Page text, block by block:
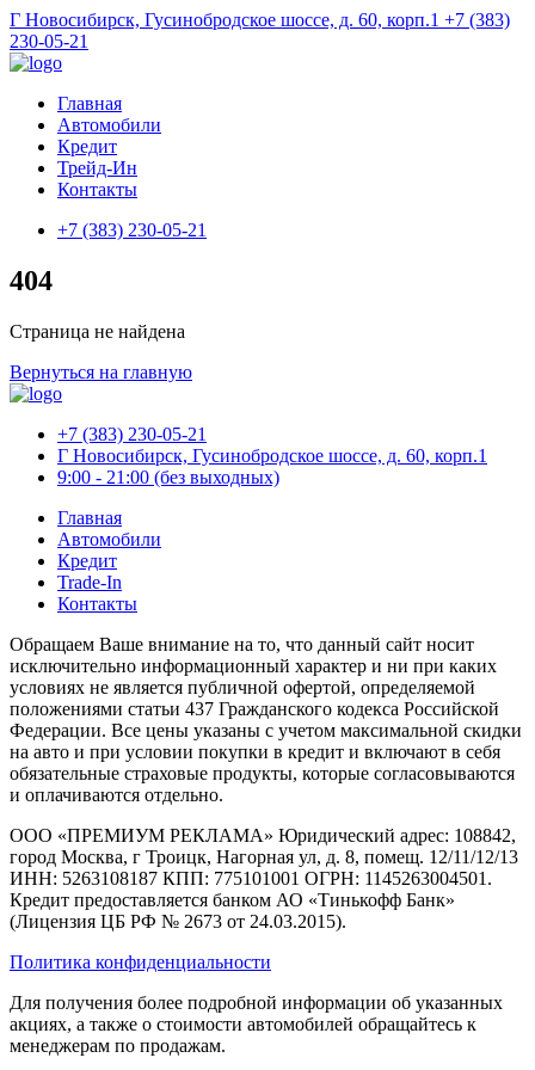
Г Новосибирск, Гусинобродское шоссе, д. 60, корп.1 +7 (383)
230-05-21
Главная
Автомобили
Кредит
Трейд-Ин
Контакты
+7 (383) 230-05-21
404
Страница не найдена
Вернуться на главную
+7 (383) 230-05-21
Г Новосибирск, Гусинобродское шоссе, д. 60, корп.1
9:00 - 21:00 (без выходных)
Главная
Автомобили
Кредит
Trade-In
Контакты
Обращаем Ваше внимание на то, что данный сайт носит
исключительно информационный характер и ни при каких
условиях не является публичной офертой, определяемой
положениями статьи 437 Гражданского кодекса Российской
Федерации. Все цены указаны с учетом максимальной скидки
на авто и при условии покупки в кредит и включают в себя
обязательные страховые продукты, которые согласовываются
и оплачиваются отдельно.
ООО «ПРЕМИУМ РЕКЛАМА» Юридический адрес: 108842,
город Москва, г Троицк, Нагорная ул, д. 8, помещ. 12/11/12/13
ИНН: 5263108187 КПП: 775101001 ОГРН: 1145263004501.
Кредит предоставляется банком АО «Тинькофф Банк»
(Лицензия ЦБ РФ № 2673 от 24.03.2015).
Политика конфиденциальности
Для получения более подробной информации об указанных
акциях, а также о стоимости автомобилей обращайтесь к
менеджерам по продажам.